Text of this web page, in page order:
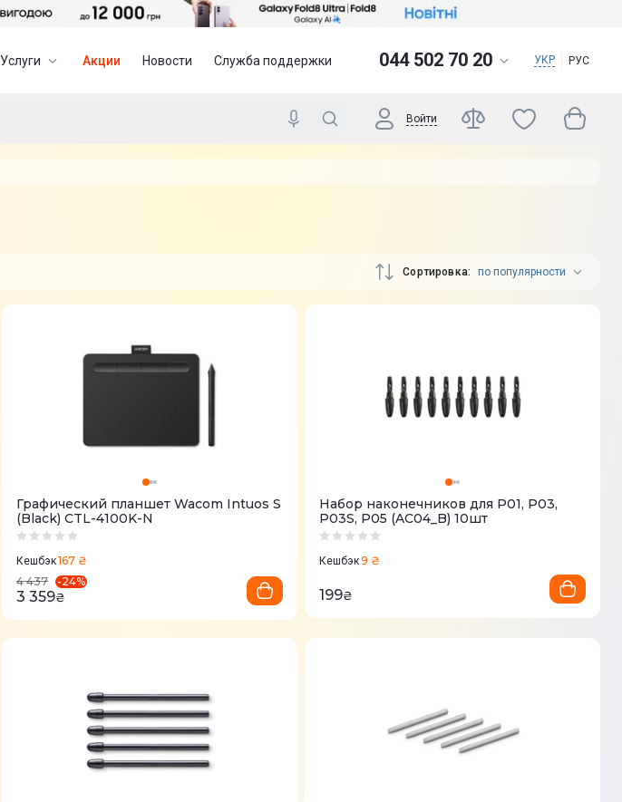
Услуги Акции Новости Служба поддержки 044 502 70 20 УКР РУС
Войти
Сортировка по популярности
Графический планшет Wacom Intuos S
(Black) CTL-4100K-N
Кешбэк167 ₴
4 437
-24%
3 359₴
Набор наконечников для P01, P03,
P03S, P05 (AC04_B) 10шт
Кешбэк9 ₴
199₴